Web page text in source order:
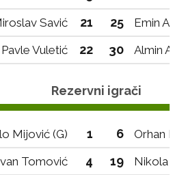
Savić 21 25 Emin
Pavle Vuletić 22 30 Almin
Rezervni igrači
Mijović (G) 1 6 Orhan
Tomović 4 19 Nikola